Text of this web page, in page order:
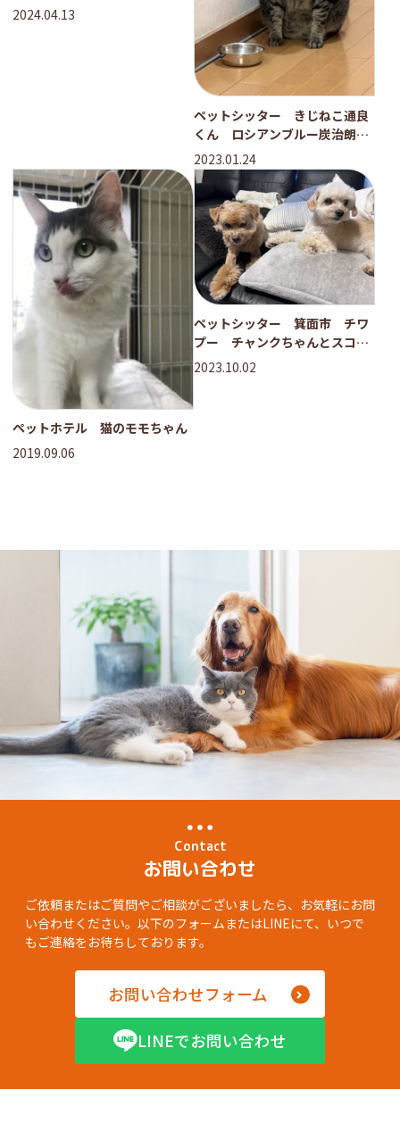
2024.04.13
ペットシッター きじねこ通良
くん ロシアンブルー炭治朗く
ん
2023.01.24
ペットホテル 猫のモモちゃん
2019.09.06
ペットシッター 箕面市 チワ
プー チャンクちゃんとスコー
ンちゃん
2023.10.02
Contact
お問い合わせ
ご依頼またはご質問やご相談がございましたら、お気軽にお問
い合わせください。以下のフォームまたはLINEにて、いつで
もご連絡をお待ちしております。
お問い合わせフォーム
LINEでお問い合わせ